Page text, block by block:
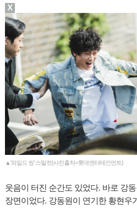
▲'와일드 씽' 스틸컷(사진출처=롯데엔터테인먼트)
웃음이 터진 순간도 있었다. 바로 강
장면이었다. 강동원이 연기한 황현우
X